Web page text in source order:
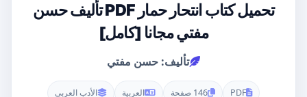
تحميل كتاب انتحار حمار PDF تأليف حسن
مفتي مجانا [كامل]
تأليف: حسن مفتي
PDF 146 صفحة العربية الأدب العربي